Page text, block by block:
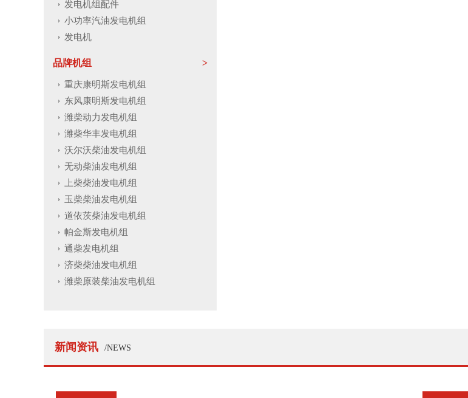
发电机组配件
小功率汽油发电机组
发电机
品牌机组
重庆康明斯发电机组
东风康明斯发电机组
潍柴动力发电机组
潍柴华丰发电机组
沃尔沃柴油发电机组
无动柴油发电机组
上柴柴油发电机组
玉柴柴油发电机组
道依茨柴油发电机组
帕金斯发电机组
通柴发电机组
济柴柴油发电机组
潍柴原装柴油发电机组
新闻资讯 /NEWS